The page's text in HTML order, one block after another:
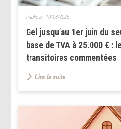
Gel jusqu’au 1er juin du
base de TVA à 25.000 € :
transitoires commentées
Publié le : 10/03/2025
Lire la suite